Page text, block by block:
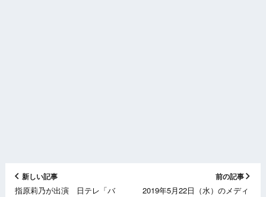
新しい記事
指原莉乃が出演 日テレ「バ
前の記事
2019年5月22日（水）のメディ